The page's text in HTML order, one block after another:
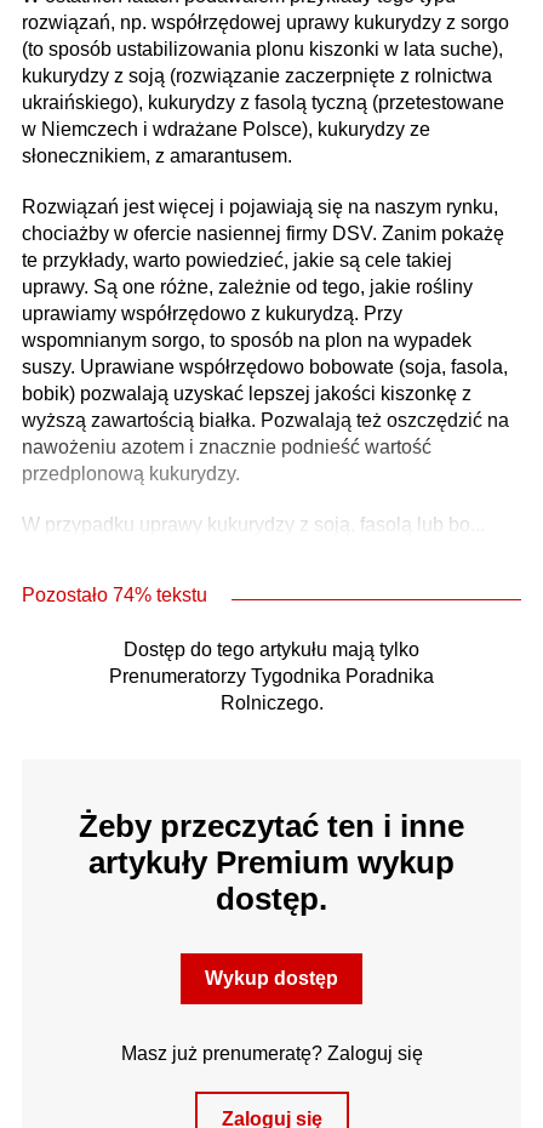
rozwiązań, np. współrzędowej uprawy kukurydzy z sorgo
(to sposób ustabilizowania plonu kiszonki w lata suche),
kukurydzy z soją (rozwiązanie zaczerpnięte z rolnictwa
ukraińskiego), kukurydzy z fasolą tyczną (przetestowane
w Niemczech i wdrażane Polsce), kukurydzy ze
słonecznikiem, z amarantusem.
Rozwiązań jest więcej i pojawiają się na naszym rynku,
chociażby w ofercie nasiennej firmy DSV. Zanim pokażę
te przykłady, warto powiedzieć, jakie są cele takiej
uprawy. Są one różne, zależnie od tego, jakie rośliny
uprawiamy współrzędowo z kukurydzą. Przy
wspomnianym sorgo, to sposób na plon na wypadek
suszy. Uprawiane współrzędowo bobowate (soja, fasola,
bobik) pozwalają uzyskać lepszej jakości kiszonkę z
wyższą zawartością białka. Pozwalają też oszczędzić na
nawożeniu azotem i znacznie podnieść wartość
przedplonową kukurydzy.
W przypadku uprawy kukurydzy z soją, fasolą lub bo...
Pozostało 74% tekstu
Dostęp do tego artykułu mają tylko
Prenumeratorzy Tygodnika Poradnika
Rolniczego.
Żeby przeczytać ten i inne
artykuły Premium wykup
dostęp.
Wykup dostęp
Masz już prenumeratę? Zaloguj się
Zaloguj się